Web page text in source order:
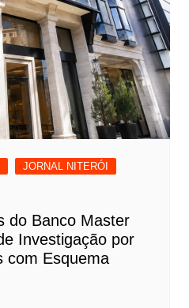
JORNAL NITERÓI
do Banco Master
Investigação por
com Esquema